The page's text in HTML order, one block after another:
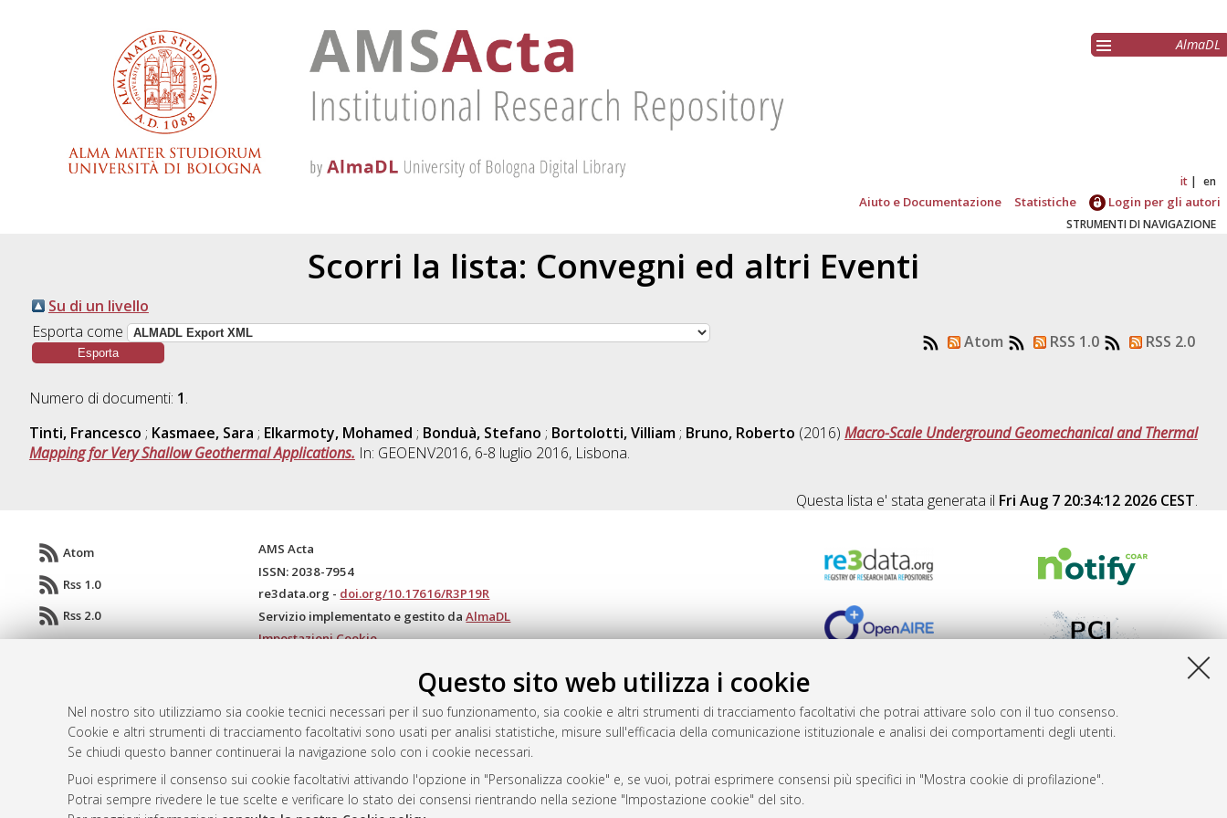
Questo sito web utilizza i cookie
Nel nostro sito utilizziamo sia cookie tecnici necessari per il suo funzionamento, sia cookie e altri strumenti di tracciamento facoltativi che potrai attivare solo con il tuo consenso.
Cookie e altri strumenti di tracciamento facoltativi sono usati per analisi statistiche, misure sull'efficacia della comunicazione istituzionale e analisi dei comportamenti degli utenti.
Se chiudi questo banner continuerai la navigazione solo con i cookie necessari.
Puoi esprimere il consenso sui cookie facoltativi attivando l'opzione in "Personalizza cookie" e, se vuoi, potrai esprimere consensi più specifici in "Mostra cookie di profilazione".
Potrai sempre rivedere le tue scelte e verificare lo stato dei consensi rientrando nella sezione "Impostazione cookie" del sito.
AlmaDL
it en
Aiuto e Documentazione Statistiche Login per gli autori
STRUMENTI DI NAVIGAZIONE
Scorri la lista: Convegni ed altri Eventi
Su di un livello
Esporta come
Atom RSS 1.0 RSS 2.0
Numero di documenti: 1.
Tinti, Francesco ; Kasmaee, Sara ; Elkarmoty, Mohamed ; Bonduà, Stefano ; Bortolotti, Villiam; Bruno, Roberto (2016) Macro-Scale Underground Geomechanical and Thermal
Mapping for Very Shallow Geothermal Applications. In: GEOENV2016, 6-8 luglio 2016, Lisbona.
Questa lista e' stata generata il Fri Aug 7 20:34:12 2026 CEST.
Atom
Rss 1.0
Rss 2.0
AMS Acta
ISSN: 2038-7954
re3data.org - doi.org/10.17616/R3P19R
Servizio implementato e gestito daAlmaDL
Impostazioni Cookie
Mission e policies del repository